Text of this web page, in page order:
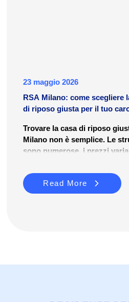
23 maggio 2026
RSA Milano: come scegliere
di riposo giusta per il tuo
Trovare la casa di riposo
Milano non è semplice. Le
sono numerose, i prezzi
accedervi può risultare
Questa guida è pensata per
famiglie e caregiver a
Read More